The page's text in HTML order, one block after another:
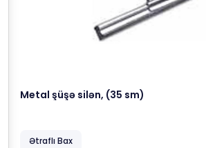
Metal şüşə silən, (35 sm)
Ətraflı Bax